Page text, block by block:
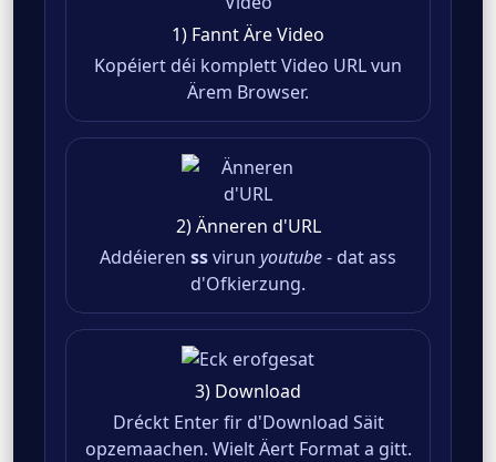
1) Fannt Äre Video
Kopéiert déi komplett Video URL vun
Ärem Browser.
2) Änneren d'URL
Addéieren ssvirun youtube- dat ass
d'Ofkierzung.
3) Download
Dréckt Enter fir d'Download Säit
opzemaachen. Wielt Äert Format a gitt.